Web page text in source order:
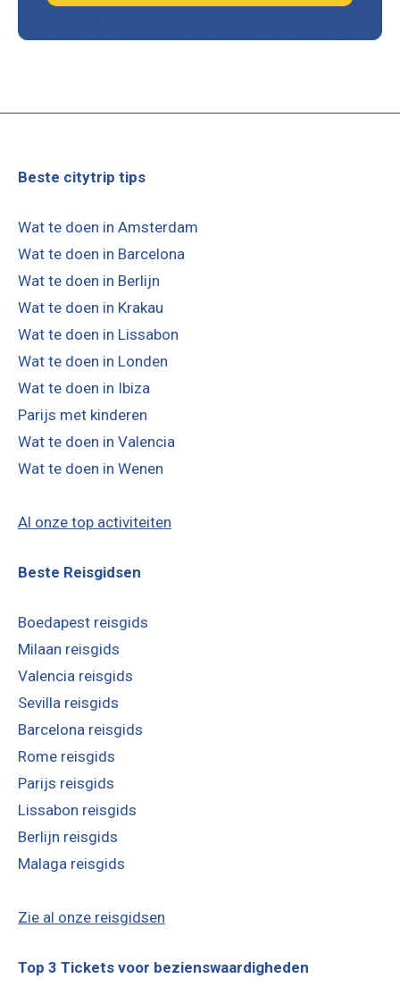
Beste citytrip tips
Wat te doen in Amsterdam
Wat te doen in Barcelona
Wat te doen in Berlijn
Wat te doen in Krakau
Wat te doen in Lissabon
Wat te doen in Londen
Wat te doen in Ibiza
Parijs met kinderen
Wat te doen in Valencia
Wat te doen in Wenen
Al onze top activiteiten
Beste Reisgidsen
Boedapest reisgids
Milaan reisgids
Valencia reisgids
Sevilla reisgids
Barcelona reisgids
Rome reisgids
Parijs reisgids
Lissabon reisgids
Berlijn reisgids
Malaga reisgids
Zie al onze reisgidsen
Top 3 Tickets voor bezienswaardigheden